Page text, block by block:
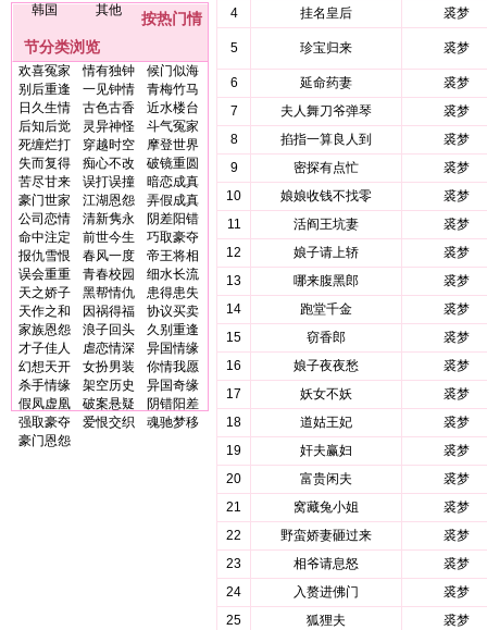
韩国
其他
按热门情
节分类浏览
欢喜冤家 情有独钟
候门似海
别后重逢
一见钟情
青梅竹马
日久生情
古色古香
近水楼台
后知后觉
灵异神怪
斗气冤家
死缠烂打
穿越时空
摩登世界
失而复得
痴心不改
破镜重圆
苦尽甘来
误打误撞
暗恋成真
豪门世家
江湖恩怨
弄假成真
公司恋情
清新隽永
阴差阳错
命中注定
前世今生
巧取豪夺
报仇雪恨
春风一度
帝王将相
误会重重
青春校园
细水长流
天之娇子
黑帮情仇
患得患失
天作之和
因祸得福
协议买卖
家族恩怨
浪子回头
久别重逢
才子佳人
虐恋情深
异国情缘
幻想天开
女扮男装
你情我愿
杀手情缘
架空历史
异国奇缘
假凤虚凰
破案悬疑
阴错阳差
强取豪夺
爱恨交织
魂驰梦移
豪门恩怨
4
挂名皇后 裘梦
5 珍宝归来 裘梦
6 延命药妻
裘梦
7
夫人舞刀爷弹琴
裘梦
8
掐指一算良人到
裘梦
9
密探有点忙
裘梦
10
娘娘收钱不找零
裘梦
11
活阎王坑妻
裘梦
12
娘子请上轿
裘梦
13
哪来腹黑郎
裘梦
14
跑堂千金
裘梦
15
窃香郎
裘梦
16
娘子夜夜愁
裘梦
17
妖女不妖
裘梦
18
道姑王妃
裘梦
19
奸夫赢妇
裘梦
20
富贵闲夫
裘梦
21
窝藏兔小姐
裘梦
22
野蛮娇妻砸过来
裘梦
23
相爷请息怒
裘梦
24
入赘进佛门
裘梦
25
狐狸夫
裘梦